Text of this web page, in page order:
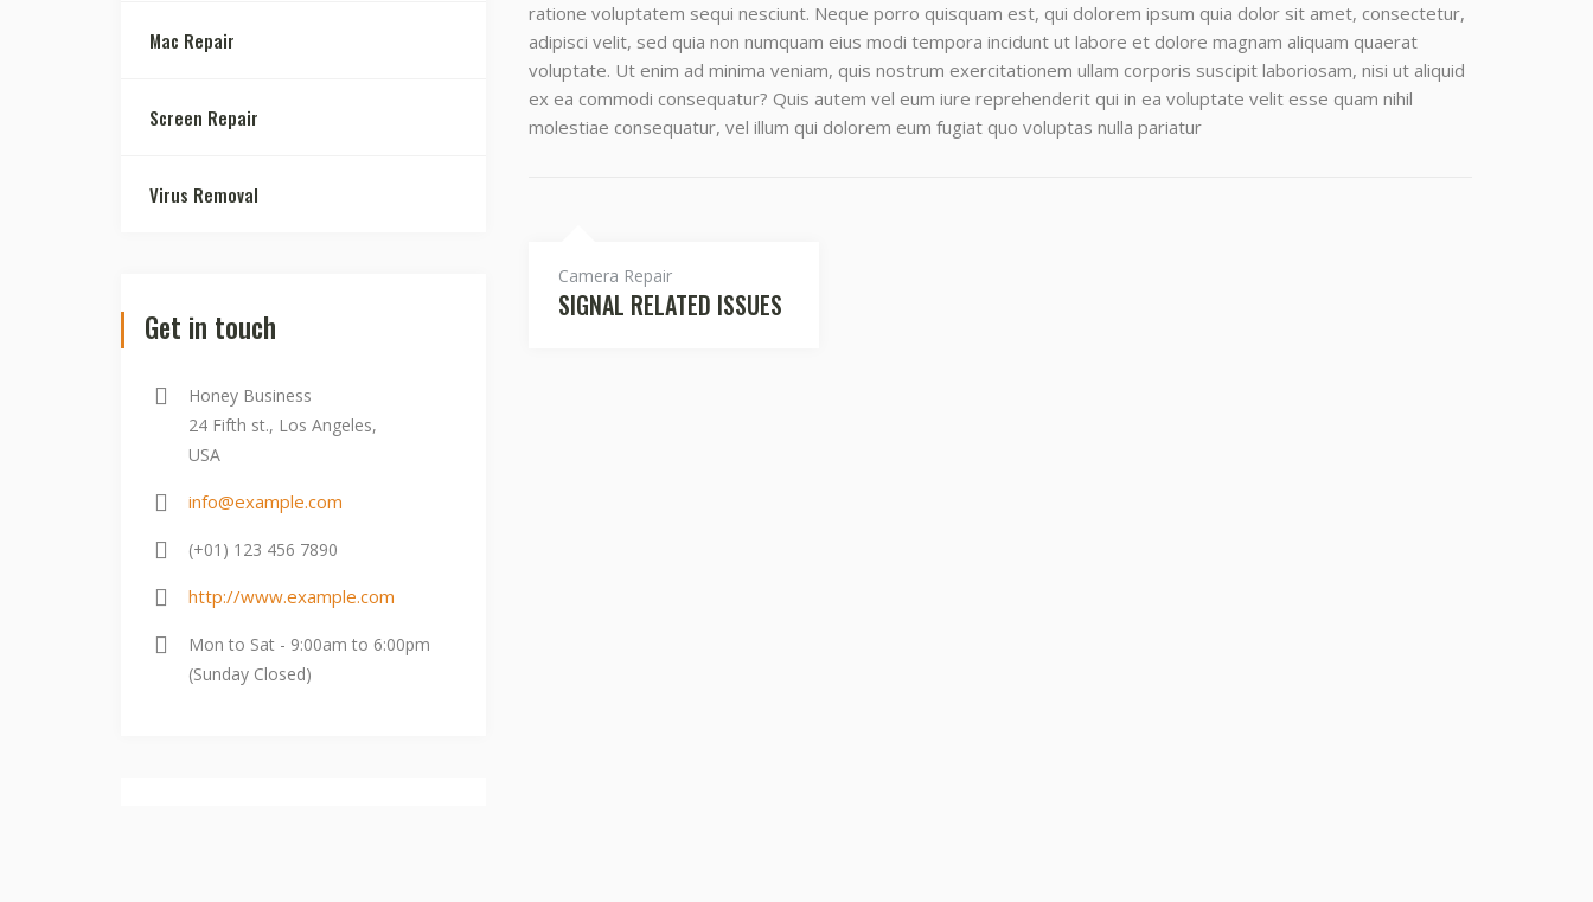
ratione voluptatem sequi nesciunt. Neque porro quisquam est, qui dolorem ipsum quia dolor sit amet, consectetur,
adipisci velit, sed quia non numquam eius modi tempora incidunt ut labore et dolore magnam aliquam quaerat
voluptate. Ut enim ad minima veniam, quis nostrum exercitationem ullam corporis suscipit laboriosam, nisi ut aliquid
ex ea commodi consequatur? Quis autem vel eum iure reprehenderit qui in ea voluptate velit esse quam nihil
molestiae consequatur, vel illum qui dolorem eum fugiat quo voluptas nulla pariatur
Camera Repair
SIGNAL RELATED ISSUES
Mac Repair
Screen Repair
Virus Removal
Get in touch
Honey Business
24 Fifth st., Los Angeles,
USA
info@example.com
(+01) 123 456 7890
http://www.example.com
Mon to Sat - 9:00am to 6:00pm
(Sunday Closed)